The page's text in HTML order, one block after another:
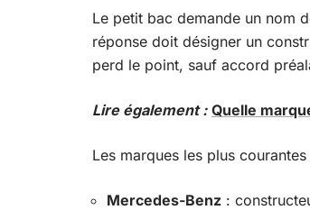
Le petit bac demande un nom
réponse doit désigner un
perd le point, sauf accord
Lire également : Quelle
Les marques les plus
Mercedes-Benz :